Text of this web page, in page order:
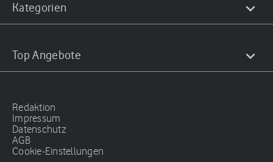
Kategorien
Top Angebote
Redaktion
Impressum
Datenschutz
AGB
Cookie-Einstellungen